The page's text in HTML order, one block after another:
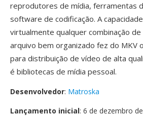
reprodutores de mídia, ferramentas
software de codificação. A
virtualmente qualquer combinação de
arquivo bem organizado fez do MKV
para distribuição de vídeo de alta
é bibliotecas de mídia pessoal.
Desenvolvedor: Matroska
Lançamento inicial: 6 de dezembro